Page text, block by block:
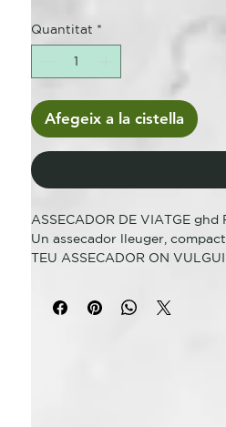
Quantitat *
Afegeix a la cistella
ASSECADOR DE VIATGE ghd
Un assecador lleuger,
TEU ASSECADOR ON
teu nou must-have en els